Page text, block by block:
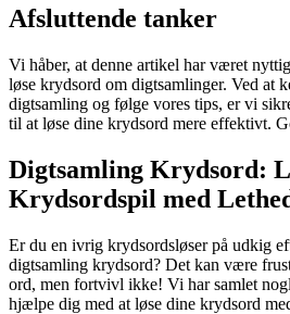
Afsluttende tanker
Vi håber, at denne artikel har været
løse krydsord om digtsamlinger. Ved at
digtsamling og følge vores tips, er vi
til at løse dine krydsord mere effektivt.
Digtsamling Krydsord:
Krydsordspil med
Er du en ivrig krydsordsløser på udkig
digtsamling krydsord? Det kan være
ord, men fortvivl ikke! Vi har samlet
hjælpe dig med at løse dine krydsord